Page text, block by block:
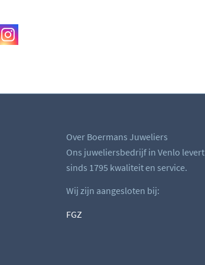
Over Boermans Juweliers
Ons juweliersbedrijf in Venlo levert
sinds 1795 kwaliteit en service.
Wij zijn aangesloten bij:
FGZ